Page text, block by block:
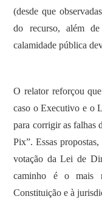
(desde que
do recurso, além
calamidade pública
O relator reforçou que
caso o Executivo e o
para corrigir as falhas
Pix”. Essas
votação da Lei de
caminho é o mais
Constituição e à